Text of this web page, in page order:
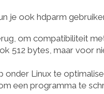
je ook hdparm
om compatibiliteit
512 bytes, maar voor
Linux te
een programma te